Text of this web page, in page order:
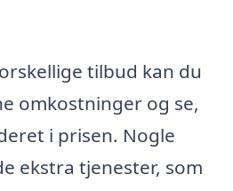
tilbud kan du
omkostninger og se,
i prisen. Nogle
ekstra tjenester, som